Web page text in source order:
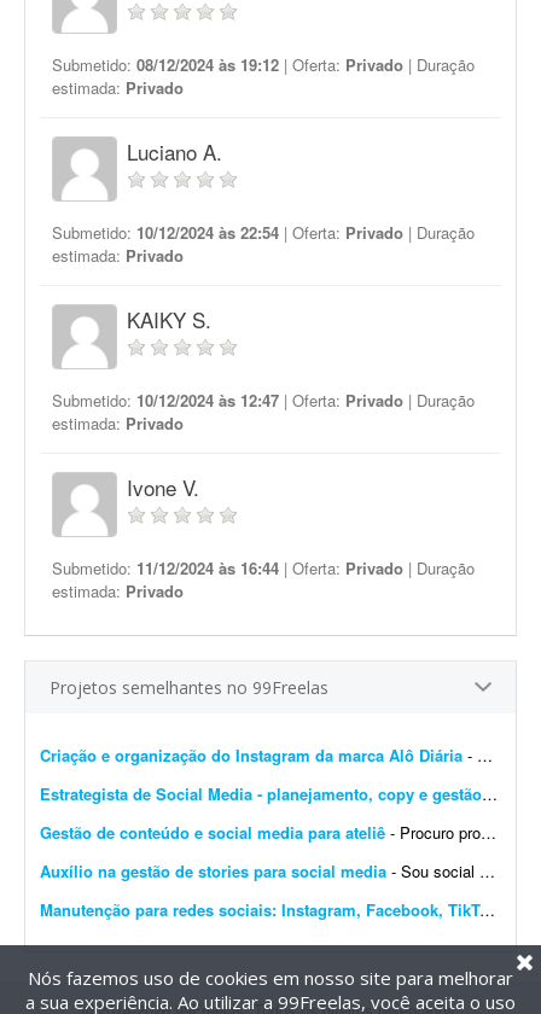
Submetido: 08/12/2024 às 19:12 | Oferta: Privado | Duração
estimada: Privado
Luciano A.
Submetido: 10/12/2024 às 22:54 | Oferta: Privado | Duração
estimada: Privado
KAIKY S.
Submetido: 10/12/2024 às 12:47 | Oferta: Privado | Duração
estimada: Privado
Ivone V.
Submetido: 11/12/2024 às 16:44 | Oferta: Privado | Duração
estimada: Privado
Projetos semelhantes no 99Freelas
Criação e organização do Instagram da marca Alô Diária - Estou criando uma nova marca chamada Alô Diária - Dona Maria, uma plataforma que pretende conectar pessoas que precisam de serviços com pessoas que querem trabalhar, fazer renda...
Estrategista de Social Media - planejamento, copy e gestão de perfis
Gestão de conteúdo e social media para ateliê - Procuro profissional para assumir o planejamento, criação, organização e programação do conteúdo do Instagram do Ateliê Questa Cerâmica,...
Auxílio na gestão de stories para social media - Sou social media e procuro alguém que me auxilie na produção de stories profissionais, com execução simples e sem muita elaboração. - Criaç&...
Manutenção para redes sociais: Instagram, Facebook, TikTok e Marketplace
Nós fazemos uso de cookies em nosso site para melhorar
a sua experiência. Ao utilizar a 99Freelas, você aceita o uso